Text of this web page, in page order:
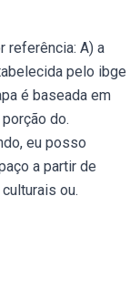
referência: A) a
pelo ibge
é baseada em
do.
eu posso
a partir de
ou.